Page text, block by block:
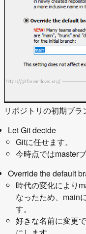
リポジトリの初期ブラ
Let Git decide
Gitに任せます。
今時点ではmaster
Override the default
時代の変化により
なったため、main
す。
好きな名前に変更